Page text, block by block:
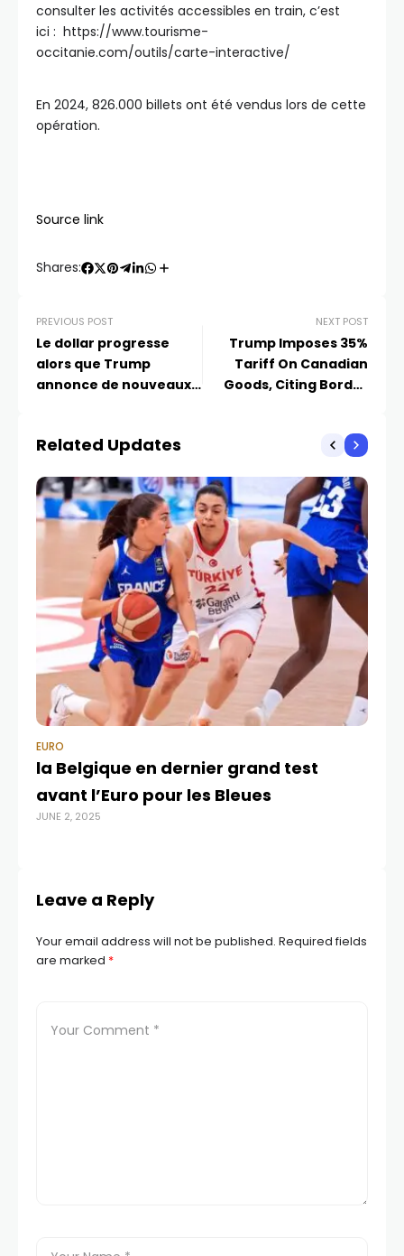
consulter les activités accessibles en train, c’est
ici : https://www.tourisme-
occitanie.com/outils/carte-interactive/
En 2024, 826.000 billets ont été vendus lors de cette
opération.
Source link
Shares:
PREVIOUS POST
Le dollar progresse
alors que Trump
annonce de nouveaux
record
NEXT POST
Trump Imposes 35%
Tariff On Canadian
Goods, Citing Border
Related Updates
EURO
la Belgique en dernier grand test
avant l’Euro pour les Bleues
JUNE 2, 2025
Leave a Reply
Your email address will not be published. Required fields
are marked *